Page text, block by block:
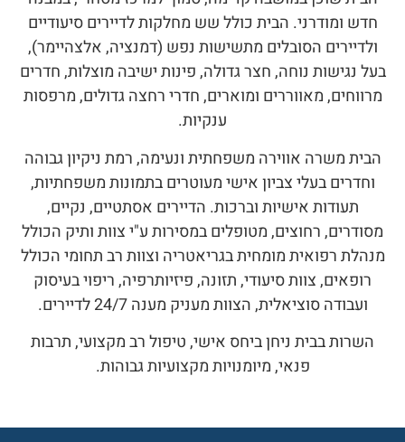
חדש ומודרני. הבית כולל שש מחלקות לדיירים סיעודיים
ולדיירים הסובלים מתשישות נפש (דמנציה, אלצהיימר),
בעל נגישות נוחה, חצר גדולה, פינות ישיבה מוצלות, חדרים
מרווחים, מאווררים ומוארים, חדרי רחצה גדולים, מרפסות
ענקיות.
הבית משרה אווירה משפחתית ונעימה, רמת ניקיון גבוהה
וחדרים בעלי צביון אישי מעוטרים בתמונות משפחתיות,
תעודות אישיות וברכות. הדיירים אסתטיים, נקיים,
מסודרים, רחוצים, מטופלים במסירות ע"י צוות ותיק הכולל
מנהלת רפואית מומחית בגריאטריה וצוות רב תחומי הכולל
רופאים, צוות סיעודי, תזונה, פיזיותרפיה, ריפוי בעיסוק
ועבודה סוציאלית, הצוות מעניק מענה 24/7 לדיירים.
השרות בבית ניחן ביחס אישי, טיפול רב מקצועי, תרבות
פנאי, מיומנויות מקצועיות גבוהות.